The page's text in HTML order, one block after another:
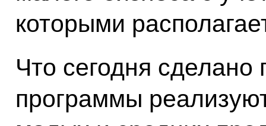
которыми
Что сегодня сделано
программы